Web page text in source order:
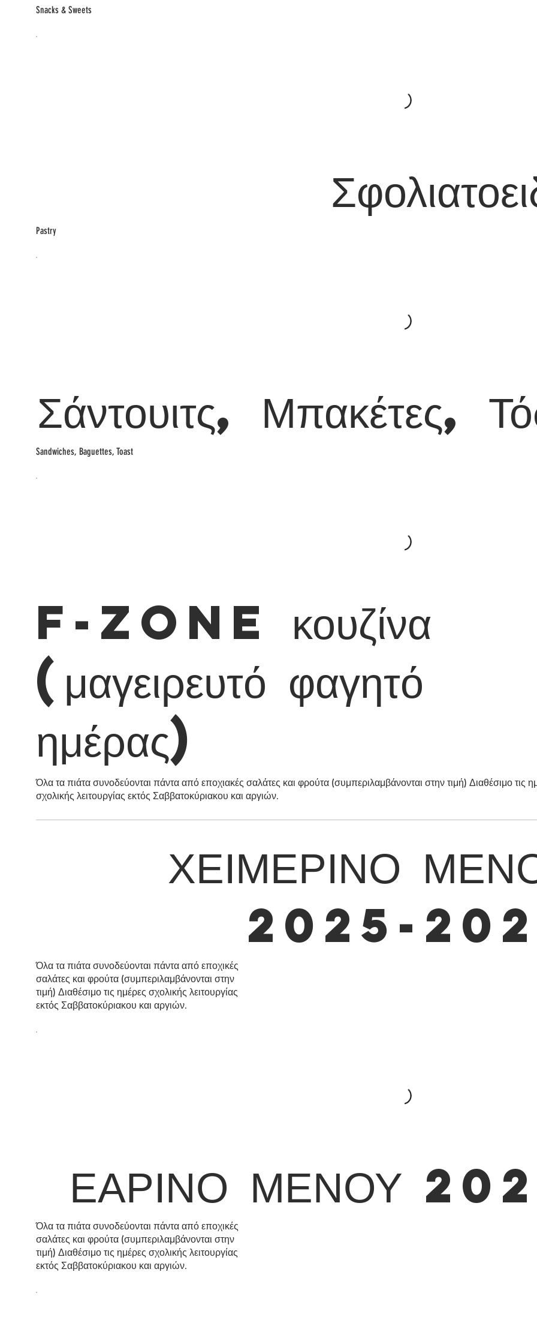
Snacks & Sweets
Pastry
Σάντουιτς, Μπακέτες,
Sandwiches, Baguettes, Toast
F-Zone κουζίνα
(μαγειρευτό φαγητό
ημέρας)
Όλα τα πιάτα συνοδεύονται πάντα από εποχιακές σαλάτες και φρούτα (συμπεριλαμβάνονται στην τιμή) Διαθέσιμο τις
σχολικής λειτουργίας εκτός Σαββατοκύριακου και αργιών.
ΧΕΙΜΕΡΙΝΟ
2025-
Όλα τα πιάτα συνοδεύονται πάντα από εποχικές
σαλάτες και φρούτα (συμπεριλαμβάνονται στην
τιμή) Διαθέσιμο τις ημέρες σχολικής λειτουργίας
εκτός Σαββατοκύριακου και αργιών.
ΕΑΡΙΝΟ ΜΕΝΟΥ
Όλα τα πιάτα συνοδεύονται πάντα από εποχικές
σαλάτες και φρούτα (συμπεριλαμβάνονται στην
τιμή) Διαθέσιμο τις ημέρες σχολικής λειτουργίας
εκτός Σαββατοκύριακου και αργιών.